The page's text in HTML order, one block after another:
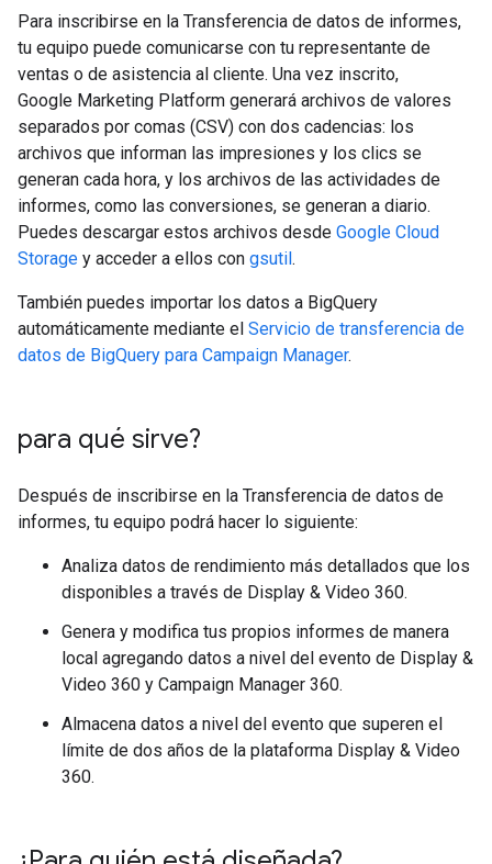
Para inscribirse en la Transferencia de datos de informes,
tu equipo puede comunicarse con tu representante de
ventas o de asistencia al cliente. Una vez inscrito,
Google Marketing Platform generará archivos de valores
separados por comas (CSV) con dos cadencias: los
archivos que informan las impresiones y los clics se
generan cada hora, y los archivos de las actividades de
informes, como las conversiones, se generan a diario.
Puedes descargar estos archivos desde Google Cloud
Storage y acceder a ellos con gsutil.
También puedes importar los datos a BigQuery
automáticamente mediante el Servicio de transferencia de
datos de BigQuery para Campaign Manager.
para qué sirve?
Después de inscribirse en la Transferencia de datos de
informes, tu equipo podrá hacer lo siguiente:
Analiza datos de rendimiento más detallados que los
disponibles a través de Display & Video 360.
Genera y modifica tus propios informes de manera
local agregando datos a nivel del evento de Display &
Video 360 y Campaign Manager 360.
Almacena datos a nivel del evento que superen el
límite de dos años de la plataforma Display & Video
360.